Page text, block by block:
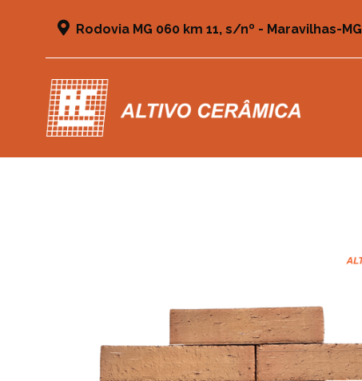
Rodovia MG 060 km 11, s/nº - Maravilhas-MG